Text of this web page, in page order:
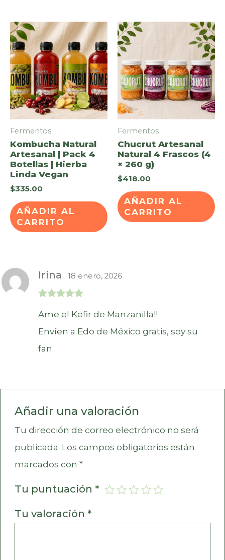
Fermentos
Kombucha Natural
Artesanal | Pack 4
Botellas | Hierba
Linda Vegan
$335.00
AÑADIR AL
CARRITO
Fermentos
Chucrut Artesanal
Natural 4 Frascos (4
× 260 g)
$418.00
AÑADIR AL
CARRITO
5de 5
Irina 18 enero, 2026
Ame el Kefir de Manzanilla!!
Envíen a Edo de México gratis, soy su
fan.
Añadir una valoración
Tu dirección de correo electrónico no será
publicada. Los campos obligatorios están
marcados con*
Tu puntuación *
Tu valoración *